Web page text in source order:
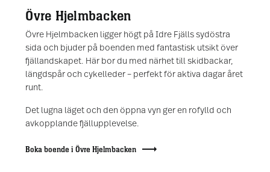
Övre Hjelmbacken
Övre Hjelmbacken ligger högt på Idre Fjälls sydöstra
sida och bjuder på boenden med fantastisk utsikt över
fjällandskapet. Här bor du med närhet till skidbackar,
längdspår och cykelleder – perfekt för aktiva dagar året
runt.
Det lugna läget och den öppna vyn ger en rofylld och
avkopplande fjällupplevelse.
Boka boende i Övre Hjelmbacken